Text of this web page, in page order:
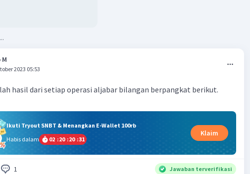
2023 05:53
hasil dari setiap operasi aljabar bilangan berpangkat berikut.
Ikuti Tryout SNBT & Menangkan E-Wallet 100rb
Habis dalam
02 :20 :20 :30
Klaim
1 Jawaban terverifikasi